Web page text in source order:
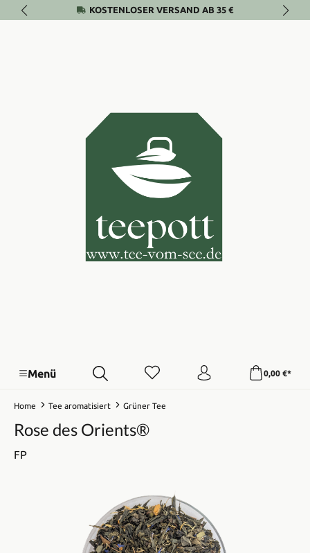
Zum Hauptinhalt springenKOSTENLOSER VERSAND AB 35 €
Menü 0,00 €*
Home Tee aromatisiert Grüner Tee
Rose des Orients®
FP
Bildergalerie überspringen